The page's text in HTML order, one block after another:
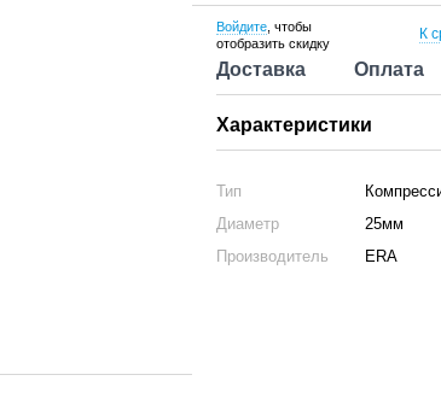
Войдите , чтобы
отобразить скидку
К
Доставка Оплата
Характеристики
Тип
Диаметр
25мм
Производитель
ERA